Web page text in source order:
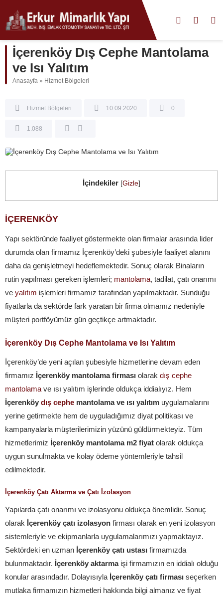
İçerenköy Dış Cephe Mantolama
ve Isı Yalıtım
Anasayfa » Hizmet Bölgeleri
Hizmet Bölgeleri 10.09.2020 0
1.088
İçindekiler [Gizle]
İÇERENKÖY
Yapı sektöründe faaliyet göstermekte olan firmalar arasında lider
durumda olan firmamız İçerenköy’deki şubesiyle faaliyet alanını
daha da genişletmeyi hedeflemektedir. Sonuç olarak Binaların
rutin yapılması gereken işlemleri; mantolama, tadilat, çatı onarımı
ve yalıtım işlemleri firmamız tarafından yapılmaktadır. Sunduğu
fiyatlarla da sektörde fark yaratan bir firma olmamız nedeniyle
müşteri portföyümüz gün geçtikçe artmaktadır.
İçerenköy Dış Cephe Mantolama ve Isı Yalıtım
İçerenköy’de yeni açılan şubesiyle hizmetlerine devam eden
firmamız İçerenköy mantolama firması olarak dış cephe
mantolama ve ısı yalıtım işlerinde oldukça iddialıyız. Hem
İçerenköy dış cephe mantolama ve ısı yalıtım uygulamalarını
yerine getirmekte hem de uyguladığımız diyat politikası ve
kampanyalarla müşterilerimizin yüzünü güldürmekteyiz. Tüm
hizmetlerimiz İçerenköy mantolama m2 fiyat olarak oldukça
uygun sunulmakta ve kolay ödeme yöntemleriyle tahsil
edilmektedir.
İçerenköy Çatı Aktarma ve Çatı İzolasyon
Yapılarda çatı onarımı ve izolasyonu oldukça önemlidir. Sonuç
olarak İçerenköy çatı izolasyon firması olarak en yeni izolasyon
sistemleriyle ve ekipmanlarla uygulamalarımızı yapmaktayız.
Sektördeki en uzman İçerenköy çatı ustası firmamızda
bulunmaktadır. İçerenköy aktarmaişi firmamızın en iddialı olduğu
konular arasındadır. Dolayısıyla İçerenköy çatı firması seçerken
mutlaka firmamızın hizmetleri hakkında bilgi almanız ve fiyat